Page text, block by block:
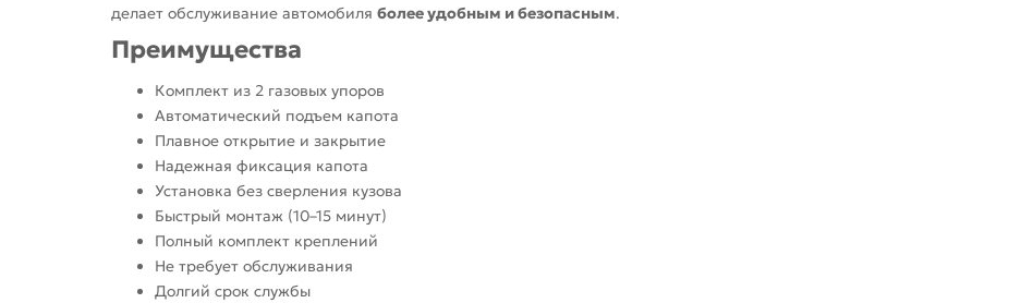
делает обслуживание автомобиля более удобным и безопасным.
Преимущества
Комплект из 2 газовых упоров
Автоматический подъем капота
Плавное открытие и закрытие
Надежная фиксация капота
Установка без сверления кузова
Быстрый монтаж (10–15 минут)
Полный комплект креплений
Не требует обслуживания
Долгий срок службы